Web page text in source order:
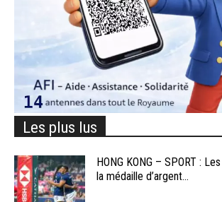
Les plus lus
HONG KONG – SPORT :
la médaille d’argent...